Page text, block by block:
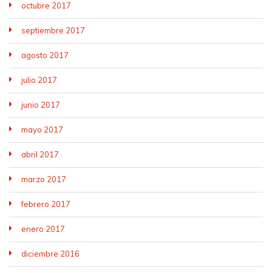
octubre 2017
septiembre 2017
agosto 2017
julio 2017
junio 2017
mayo 2017
abril 2017
marzo 2017
febrero 2017
enero 2017
diciembre 2016